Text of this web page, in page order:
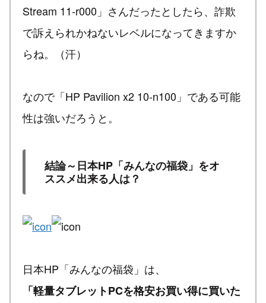
Stream 11-r000」さんだったとしたら、詐欺
で訴えられかねないレベルになってきますか
らね。（汗）
なので「HP Pavilion x2 10-n100」である可能
性は強いだろうと。
結論～日本HP「みんなの福袋」をオ
ススメ出来る人は？
日本HP「みんなの福袋」は、
「軽量タブレットPCを格安お買い得に買いた